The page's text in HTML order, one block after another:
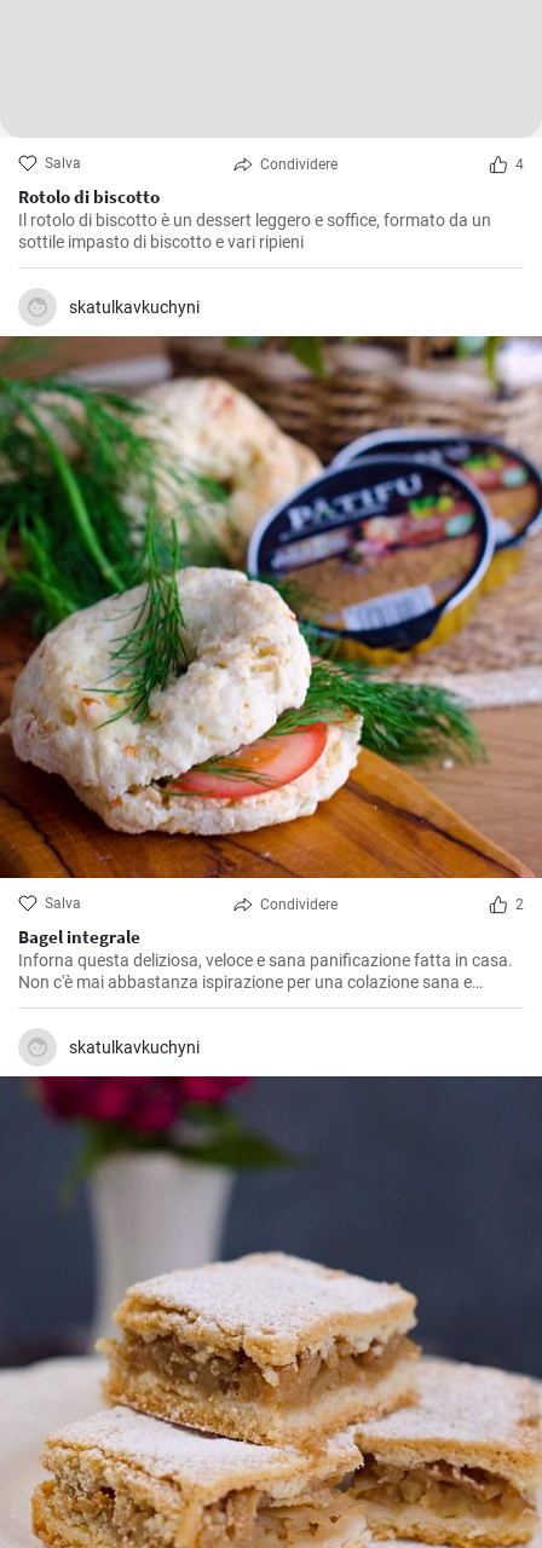
Salva Condividere 4
Rotolo di biscotto
Il rotolo di biscotto è un dessert leggero e soffice, formato da un
sottile impasto di biscotto e vari ripieni
skatulkavkuchyni
Salva Condividere 2
Bagel integrale
Inforna questa deliziosa, veloce e sana panificazione fatta in casa.
Non c'è mai abbastanza ispirazione per una colazione sana e
gustosa.
skatulkavkuchyni